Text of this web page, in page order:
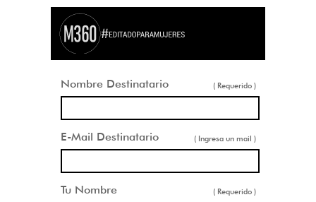
Nombre Destinatario ( Requerido )
E-Mail Destinatario ( Ingresa un mail )
Tu Nombre ( Requerido )